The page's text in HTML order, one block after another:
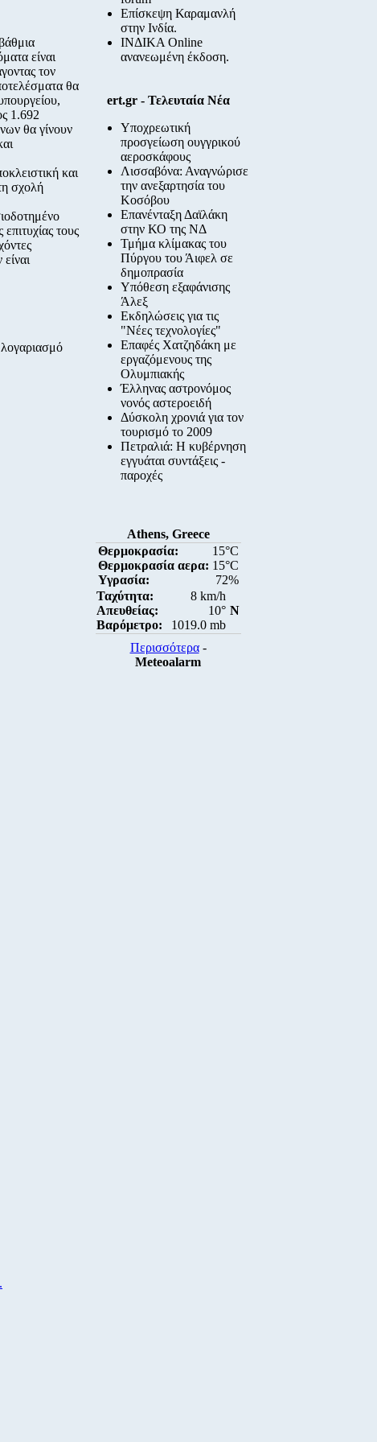
είναι
τον
θα
1.692
θα γίνουν
και
σχολή
τους
Επίσκεψη Καραμανλή
στην Ινδία.
ΙΝΔΙΚΑ Online
ανανεωμένη έκδοση.
ert.gr - Τελευταία Νέα
Υποχρεωτική
προσγείωση ουγγρικού
αεροσκάφους
Λισσαβόνα: Αναγνώρισε
την ανεξαρτησία του
Κοσόβου
Επανένταξη Δαϊλάκη
στην ΚΟ της ΝΔ
Τμήμα κλίμακας του
Πύργου του Άιφελ σε
δημοπρασία
Υπόθεση εξαφάνισης
Άλεξ
Εκδηλώσεις για τις
"Νέες τεχνολογίες"
Επαφές Χατζηδάκη με
εργαζόμενους της
Ολυμπιακής
Έλληνας αστρονόμος
νονός αστεροειδή
Δύσκολη χρονιά για τον
τουρισμό το 2009
Πετραλιά: Η κυβέρνηση
εγγυάται συντάξεις -
παροχές
Athens, Greece
Θερμοκρασία:
15°C
Θερμοκρασία αερα: 15°C
Υγρασία:
72%
Ταχύτητα:
8 km/h
Απευθείας:
10°
Βαρόμετρο:
1019.0 mb
N
Περισσότερα-
Meteoalarm